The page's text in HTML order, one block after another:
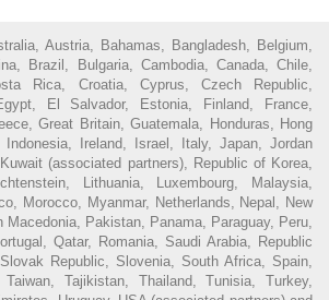
Austria, Bahamas, Bangladesh, Belgium,
Brazil, Bulgaria, Cambodia, Canada, Chile,
Rica, Croatia, Cyprus, Czech Republic,
El Salvador, Estonia, Finland, France,
Great Britain, Guatemala, Honduras, Hong
Indonesia, Ireland, Israel, Italy, Japan, Jordan
(associated partners), Republic of Korea,
Lithuania, Luxembourg, Malaysia,
Morocco, Myanmar, Netherlands, Nepal, New
Macedonia, Pakistan, Panama, Paraguay, Peru,
Qatar, Romania, Saudi Arabia, Republic
Republic, Slovenia, South Africa, Spain,
Taiwan, Tajikistan, Thailand, Tunisia, Turkey,